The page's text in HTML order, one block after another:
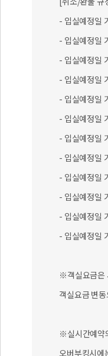
- 입실예정
- 입실예정
- 입실예정
- 입실예정
- 입실예정일
- 입실예정일
- 입실예정일
- 입실예정일
- 입실예정일
- 입실예정일
- 입실예정일
- 입실예정일
※객실요금은
객실요금 변
※실시간예약
오버부킹시에